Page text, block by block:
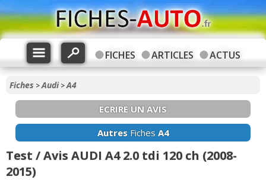
FICHES ARTICLES ACTUS
Fiches >Audi>A4
ECRIRE UN AVIS
AutresFiches A4
Test / Avis AUDI A4 2.0 tdi 120 ch (2008-
2015)